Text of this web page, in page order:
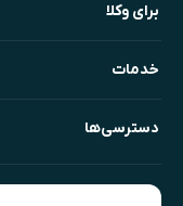
برای وکلا
خدمات
دسترسی‌ها